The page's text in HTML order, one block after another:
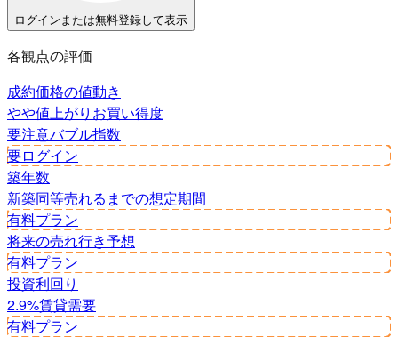
ログインまたは無料登録して表示
各観点の評価
成約価格の値動き
やや値上がり お買い得度
要注意バブル指数
要ログイン
築年数
新築同等売れるまでの想定期間
有料プラン
将来の売れ行き予想
有料プラン
投資利回り
2.9%賃貸需要
有料プラン